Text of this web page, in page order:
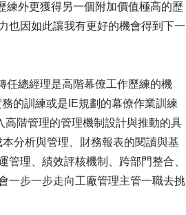
練外更獲得另一個附加價值極高的歷
也因如此讓我有更好的機會得到下一
任總經理是高階幕僚工作歷練的機
的訓練或是IE規劃的幕僚作業訓練
高階管理的管理機制設計與推動的具
分析與管理、財務報表的閱讀與基
理、績效評核機制、跨部門整合、
一步一步走向工廠管理主管一職去挑